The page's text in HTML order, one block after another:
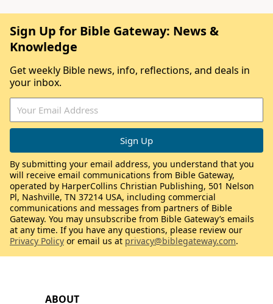
ABOUT
Sign Up for Bible Gateway: News &
Knowledge
Get weekly Bible news, info, reflections, and deals in
your inbox.
By submitting your email address, you understand that you
will receive email communications from Bible Gateway,
operated by HarperCollins Christian Publishing, 501 Nelson
Pl, Nashville, TN 37214 USA, including commercial
communications and messages from partners of Bible
Gateway. You may unsubscribe from Bible Gateway’s emails
at any time. If you have any questions, please review our
Privacy Policy or email us at privacy@biblegateway.com.